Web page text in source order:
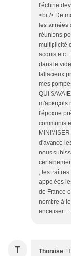
l'échine
<br /> De
les années
réunions
multiplicité
acquis etc
dans le
fallacieux
mes
QUI
m'aperçois
l'époque
d'avance
nous
, les
appelées
de France
nombre à
encenser
T Thoraise